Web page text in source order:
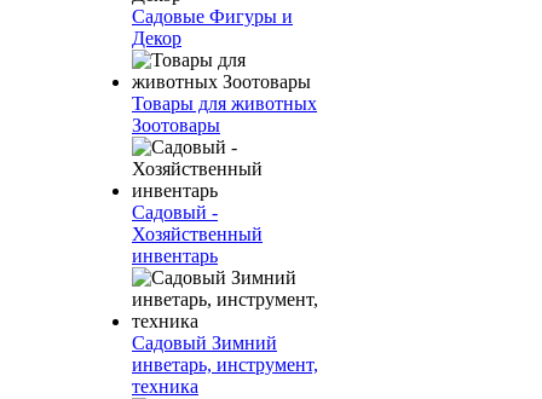
Садовые Фигуры и
Декор
Товары для животных
Зоотовары
Садовый -
Хозяйственный
инвентарь
Садовый Зимний
инветарь, инструмент,
техника